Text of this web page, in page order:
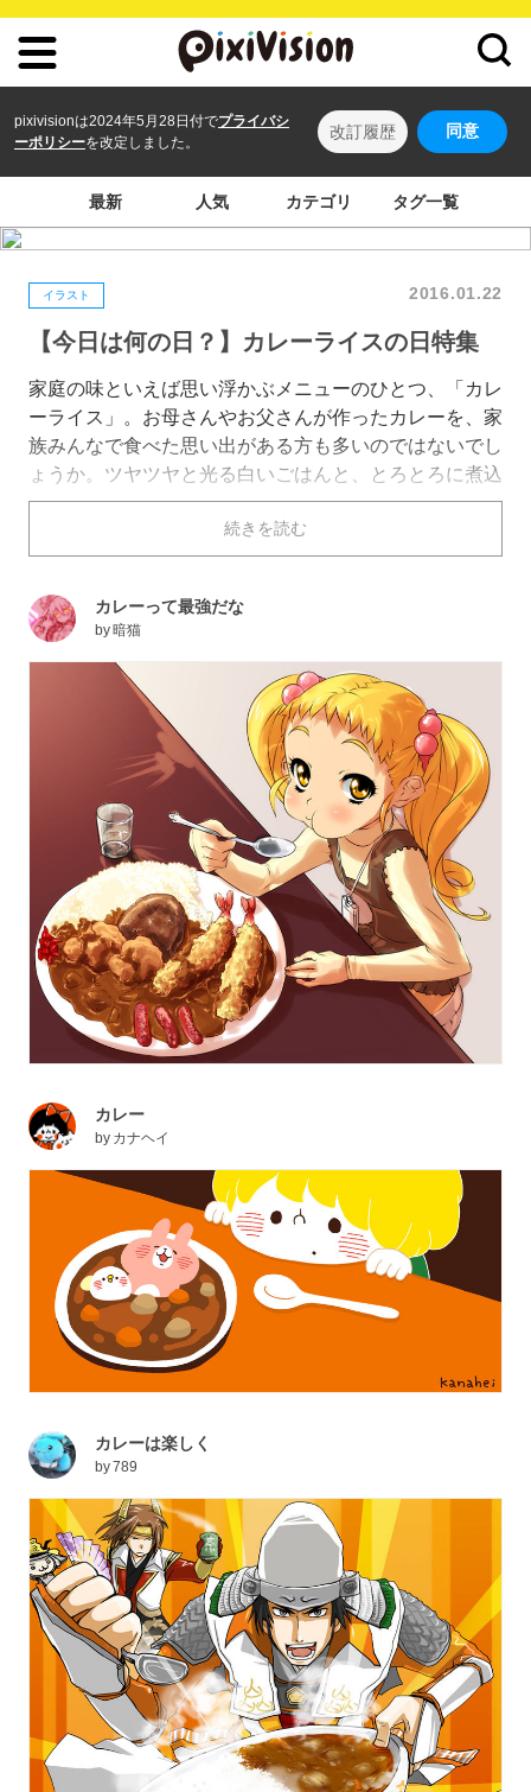
pixivisionは2024年5月28日付でプライバシ
ーポリシーを改定しました。
改訂履歴 同意
最新 人気 カテゴリ タグ一覧
イラスト 2016.01.22
【今日は何の日？】カレーライスの日特集
家庭の味といえば思い浮かぶメニューのひとつ、「カレ
ーライス」。お母さんやお父さんが作ったカレーを、家
族みんなで食べた思い出がある方も多いのではないでし
ょうか。ツヤツヤと光る白いごはんと、とろとろに煮込
まれたカレールーは、日本食の中でも最強の組み合わせ
ですよね。今回は、1/22「カレーライスの日」にちなん
で、みるみる食欲が沸いてくるカレーライスのイラスト
続きを読む
カレーって最強だな
by暗猫
カレー
by カナヘイ
カレーは楽しく
by789